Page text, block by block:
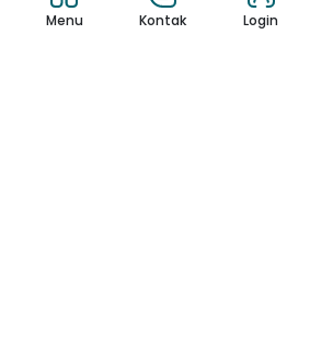
Menu Kontak Login